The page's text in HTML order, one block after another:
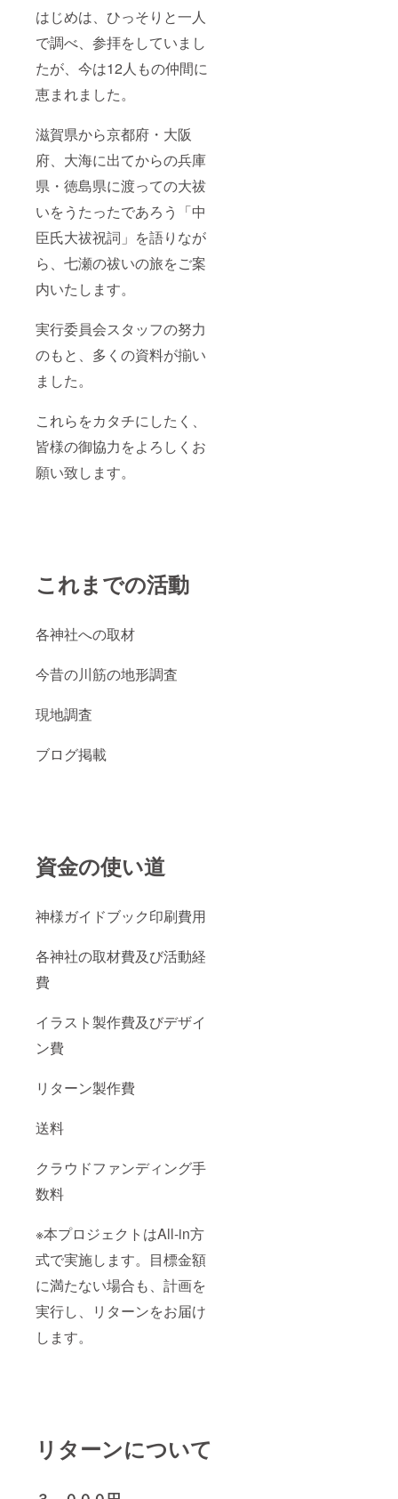
はじめは、ひっそりと一人
で調べ、参拝をしていまし
たが、今は12人もの仲間に
恵まれました。
滋賀県から京都府・大阪
府、大海に出てからの兵庫
県・徳島県に渡っての大祓
いをうたったであろう「中
臣氏大祓祝詞」を語りなが
ら、七瀬の祓いの旅をご案
内いたします。
実行委員会スタッフの努力
のもと、多くの資料が揃い
ました。
これらをカタチにしたく、
皆様の御協力をよろしくお
願い致します。
これまでの活動
各神社への取材
今昔の川筋の地形調査
現地調査
ブログ掲載
資金の使い道
神様ガイドブック印刷費用
各神社の取材費及び活動経
費
イラスト製作費及びデザイ
ン費
リターン製作費
送料
クラウドファンディング手
数料
※本プロジェクトはAll-in方
式で実施します。目標金額
に満たない場合も、計画を
実行し、リターンをお届け
します。
リターンについて